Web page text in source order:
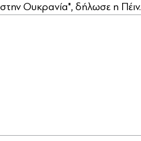
στην Ουκρανία", δήλωσε η Πέιν.